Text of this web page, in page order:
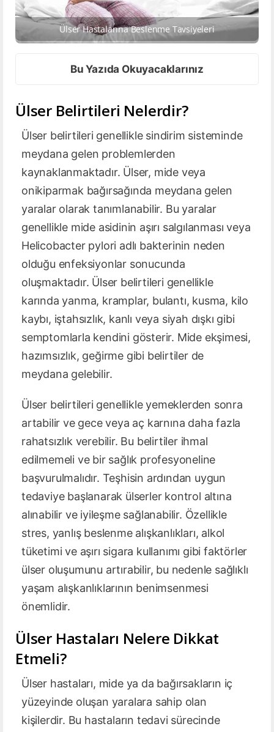
Ülser Hastalarına Beslenme Tavsiyeleri
Bu Yazıda Okuyacaklarınız
Ülser Belirtileri Nelerdir?
Ülser belirtileri genellikle sindirim sisteminde
meydana gelen problemlerden
kaynaklanmaktadır. Ülser, mide veya
onikiparmak bağırsağında meydana gelen
yaralar olarak tanımlanabilir. Bu yaralar
genellikle mide asidinin aşırı salgılanması veya
Helicobacter pylori adlı bakterinin neden
olduğu enfeksiyonlar sonucunda
oluşmaktadır. Ülser belirtileri genellikle
karında yanma, kramplar, bulantı, kusma, kilo
kaybı, iştahsızlık, kanlı veya siyah dışkı gibi
semptomlarla kendini gösterir. Mide ekşimesi,
hazımsızlık, geğirme gibi belirtiler de
meydana gelebilir.
Ülser belirtileri genellikle yemeklerden sonra
artabilir ve gece veya aç karnına daha fazla
rahatsızlık verebilir. Bu belirtiler ihmal
edilmemeli ve bir sağlık profesyoneline
başvurulmalıdır. Teşhisin ardından uygun
tedaviye başlanarak ülserler kontrol altına
alınabilir ve iyileşme sağlanabilir. Özellikle
stres, yanlış beslenme alışkanlıkları, alkol
tüketimi ve aşırı sigara kullanımı gibi faktörler
ülser oluşumunu artırabilir, bu nedenle sağlıklı
yaşam alışkanlıklarının benimsenmesi
önemlidir.
Ülser Hastaları Nelere Dikkat
Etmeli?
Ülser hastaları, mide ya da bağırsakların iç
yüzeyinde oluşan yaralara sahip olan
kişilerdir. Bu hastaların tedavi sürecinde